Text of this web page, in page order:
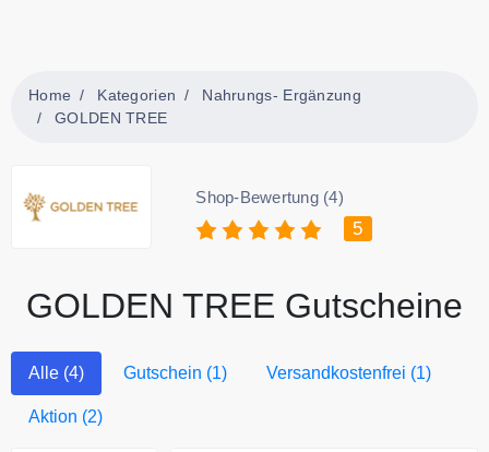
Home Kategorien
Nahrungs- Ergänzung
GOLDEN TREE
Shop-Bewertung (4)
5
GOLDEN TREE Gutscheine
Alle (4) Gutschein (1) Versandkostenfrei (1)
Aktion (2)